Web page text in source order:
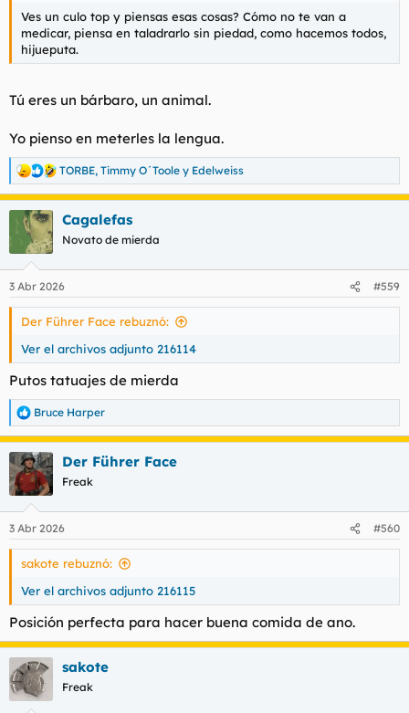
Ves un culo top y piensas esas cosas? Cómo no te van a
medicar, piensa en taladrarlo sin piedad, como hacemos todos,
hijueputa.
Tú eres un bárbaro, un animal.
Yo pienso en meterles la lengua.
R
e
a
c
c
e
s
TORBE, Timmy O´Toole y Edelweiss
Cagalefas
Novato de mierda
3 Abr 2026 #559
Der Führer Face rebuznó:
Ver el archivos adjunto 216114
Putos tatuajes de mierda
R
e
a
c
c
i
e
s
Bruce Harper
Der Führer Face
Freak
3 Abr 2026 #560
sakote rebuznó:
Ver el archivos adjunto 216115
Posición perfecta para hacer buena comida de ano.
sakote
Freak